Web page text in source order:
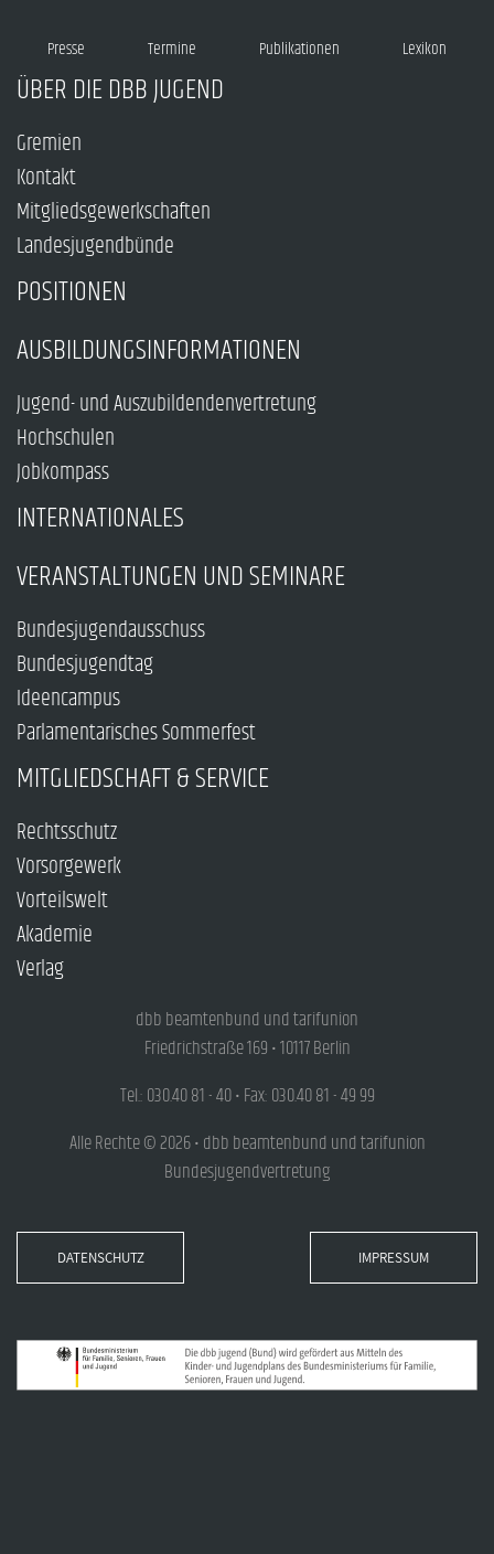
Presse Termine Publikationen Lexikon
ÜBER DIE DBB JUGEND
Gremien
Kontakt
Mitgliedsgewerkschaften
Landesjugendbünde
POSITIONEN
AUSBILDUNGSINFORMATIONEN
Jugend- und Auszubildendenvertretung
Hochschulen
Jobkompass
INTERNATIONALES
VERANSTALTUNGEN UND SEMINARE
Bundesjugendausschuss
Bundesjugendtag
Ideencampus
Parlamentarisches Sommerfest
MITGLIEDSCHAFT & SERVICE
Rechtsschutz
Vorsorgewerk
Vorteilswelt
Akademie
Verlag
dbb beamtenbund und tarifunion
Friedrichstraße 169 • 10117 Berlin
Tel.: 030.40 81 - 40 • Fax: 030.40 81 - 49 99
Alle Rechte © 2026 • dbb beamtenbund und tarifunion
Bundesjugendvertretung
DATENSCHUTZ IMPRESSUM